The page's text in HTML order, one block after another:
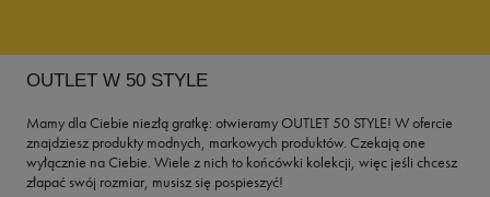
OUTLET W 50 STYLE
Mamy dla Ciebie niezłą gratkę: otwieramy OUTLET 50 STYLE! W ofercie
znajdziesz produkty modnych, markowych produktów. Czekają one
wyłącznie na Ciebie. Wiele z nich to końcówki kolekcji, więc jeśli chcesz
złapać swój rozmiar, musisz się pospieszyć!